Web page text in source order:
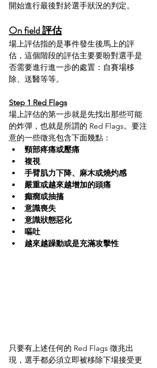
開始進行最後對於選手狀況的判定。
On field 評估
場上評估指的是事件發生後馬上的評
估，這個階段的評估主要要盼對選手是
否需要進行進一步的處置：自賽場移
除、送醫等等。
Step 1 Red Flags
場上評估的第一步就是先找出那些可能
的炸彈，也就是所謂的 Red Flags。要注
意的一些徵兆包含下面幾點：
頸部疼痛或壓痛
複視
手臂肌力下降、麻木或燒灼感
嚴重或越來越增加的頭痛
癲癇或抽搐
意識喪失
意識狀態惡化
嘔吐
越來越躁動或是充滿攻擊性
只要有上述任何的 Red Flags 徵兆出
現，選手都必須立即被移除下場接受更